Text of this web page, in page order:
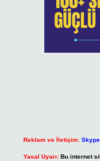
Reklam ve İletişim:
Yasal Uyarı: Bu internet